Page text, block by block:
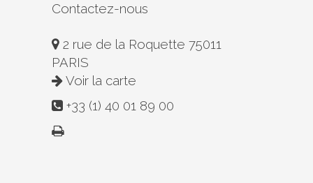
Contactez-nous
2 rue de la Roquette 75011
PARIS
Voir la carte
+33 (1) 40 01 89 00